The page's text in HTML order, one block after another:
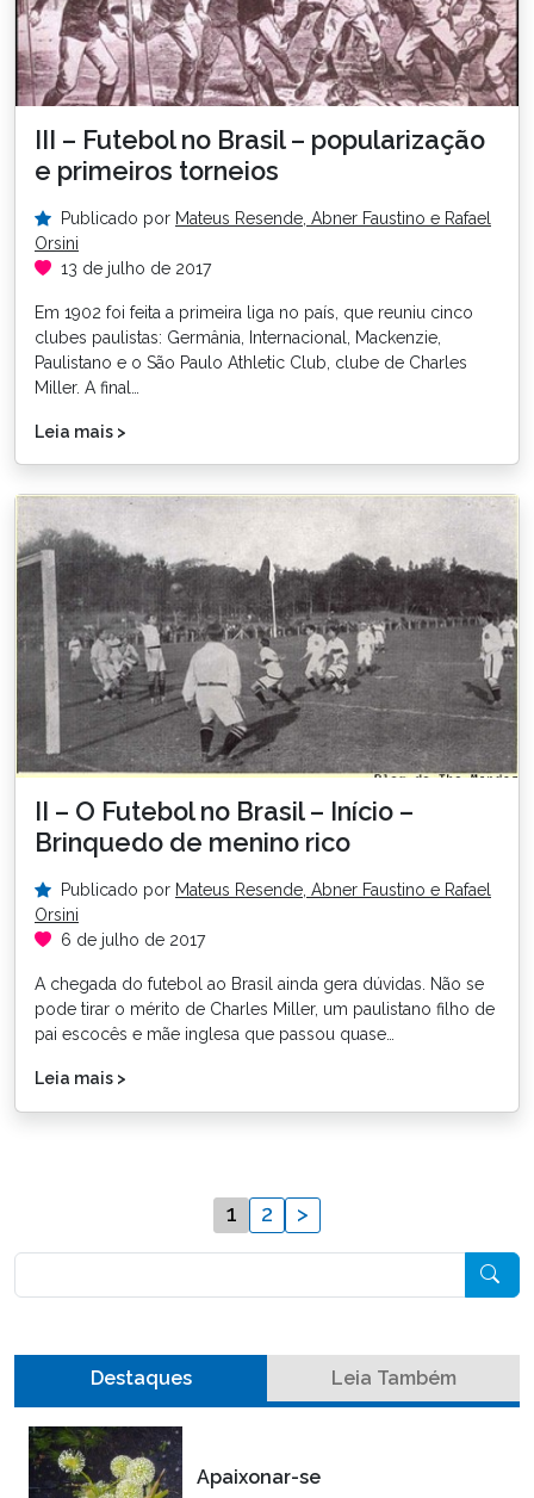
III – Futebol no Brasil – popularização
e primeiros torneios
Publicado por Mateus Resende, Abner Faustino e Rafael
Orsini
13 de julho de 2017
Em 1902 foi feita a primeira liga no país, que reuniu cinco
clubes paulistas: Germânia, Internacional, Mackenzie,
Paulistano e o São Paulo Athletic Club, clube de Charles
Miller. A final…
Leia mais >
II – O Futebol no Brasil – Início –
Brinquedo de menino rico
Publicado por Mateus Resende, Abner Faustino e Rafael
Orsini
6 de julho de 2017
A chegada do futebol ao Brasil ainda gera dúvidas. Não se
pode tirar o mérito de Charles Miller, um paulistano filho de
pai escocês e mãe inglesa que passou quase…
Leia mais >
1 2 >
Destaques Leia Também
Apaixonar-se